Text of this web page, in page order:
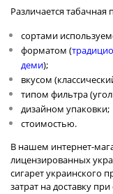
Различается табачная
сортами
форматом (
деми);
вкусом
типом фильтра
дизайном упаковки;
стоимостью.
В нашем интернет-
лицензированных
сигаретукраинского
затрат на доставку